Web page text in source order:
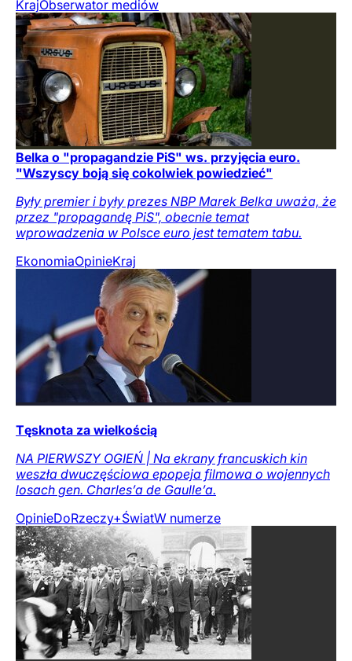
KrajObserwator mediów
Belka o "propagandzie PiS" ws. przyjęcia euro.
"Wszyscy boją się cokolwiek powiedzieć"
Były premier i były prezes NBP Marek Belka uważa, że
przez "propagandę PiS", obecnie temat
wprowadzenia w Polsce euro jest tematem tabu.
EkonomiaOpinieKraj
Tęsknota za wielkością
NA PIERWSZY OGIEŃ | Na ekrany francuskich kin
weszła dwuczęściowa epopeja filmowa o wojennych
losach gen. Charles’a de Gaulle’a.
OpinieDoRzeczy+ŚwiatW numerze